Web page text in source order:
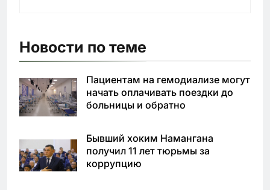
Новости по теме
Пациентам на гемодиализе могут
начать оплачивать поездки до
больницы и обратно
Бывший хоким Намангана
получил 11 лет тюрьмы за
коррупцию